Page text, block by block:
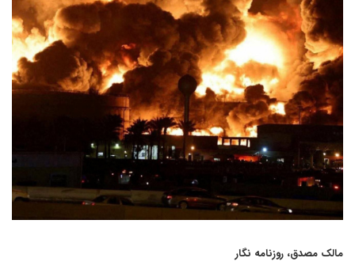
مالک مصدق، روزنامه نگار